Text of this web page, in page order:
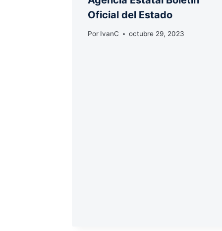
Oficial del Estado
Por IvanC octubre 29, 2023